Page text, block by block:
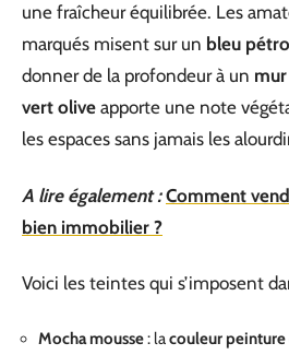
une fraîcheur équilibrée. Les
marqués misent sur un bleu
donner de la profondeur à un
vert olive apporte une note
les espaces sans jamais les
A lire également : Comment
bien immobilier ?
Voici les teintes qui s’imposent
Mocha mousse: lacouleur peinture